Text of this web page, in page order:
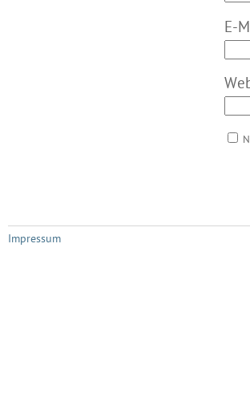
E-
Impressum